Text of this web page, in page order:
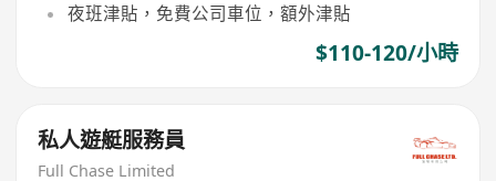
夜班津貼，免費公司車位，額外津貼
$110-120/小時
私人遊艇服務員
Full Chase Limited